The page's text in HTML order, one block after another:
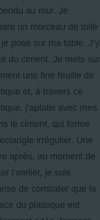
au mur. Je
un morceau de toile
pose sur ma table. J’y
du ciment. Je mets sur
une fine feuille de
et, à travers ce
j’aplatis avec mes
le ciment, qui forme
irrégulier. Une
après, au moment de
l’atelier, je suis
de constater que la
du plastique est